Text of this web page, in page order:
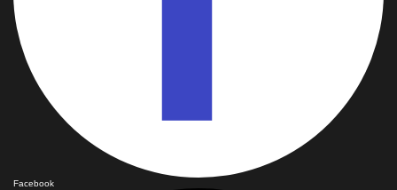
Facebook